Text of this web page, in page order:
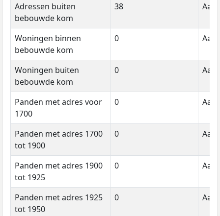
Adressen buiten
bebouwde kom
38
Woningen binnen
bebouwde kom
0
Woningen buiten
bebouwde kom
0
Panden met adres voor
1700
0
Panden met adres 1700
tot 1900
0
Panden met adres 1900
tot 1925
0
Panden met adres 1925
tot 1950
0